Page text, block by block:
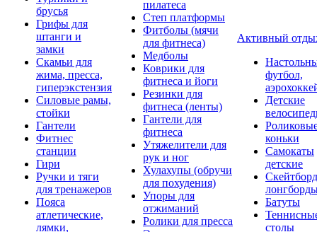
брусья
Грифы для
штанги и
замки
Скамьи для
жима, пресса,
гиперэкстензия
Силовые рамы,
стойки
Гантели
Фитнес
станции
Гири
Ручки и тяги
для тренажеров
Пояса
атлетические,
лямки,
пилатеса
Степ платформы
Фитболы (мячи
для фитнеса)
Медболы
Коврики для
фитнеса и йоги
Резинки для
фитнеса (ленты)
Гантели для
фитнеса
Утяжелители для
рук и ног
Хулахупы (обручи
для похудения)
Упоры для
отжиманий
Ролики для пресса
Активный
футбол,
Детские
коньки
Самокаты
детские
Батуты
столы